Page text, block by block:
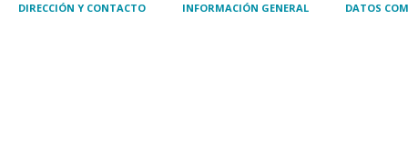
DIRECCIÓN Y CONTACTO INFORMACIÓN GENERAL DATOS